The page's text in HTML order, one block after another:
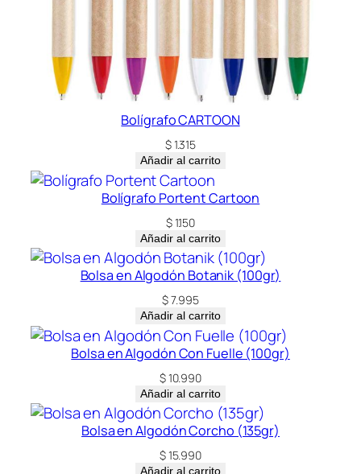
Bolígrafo CARTOON
$1.315
Añadir al carrito
Bolígrafo Portent Cartoon
$1.150
Añadir al carrito
Bolsa en Algodón Botanik (100gr)
$7.995
Añadir al carrito
Bolsa en Algodón Con Fuelle (100gr)
$10.990
Añadir al carrito
Bolsa en Algodón Corcho (135gr)
$15.990
Añadir al carrito